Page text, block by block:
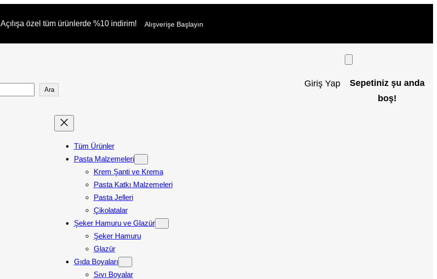
Açılışa özel tüm ürünlerde %10 indirim! Alışverişe Başlayın
Ara
Giriş Yap
Sepetiniz şu anda
boş!
Tüm Ürünler
Pasta Malzemeleri
Krem Şanti ve Krema
Pasta Katkı Malzemeleri
Pasta Jelleri
Çikolatalar
Şeker Hamuru ve Glazür
Şeker Hamuru
Glazür
Gıda Boyaları
Sıvı Boyalar